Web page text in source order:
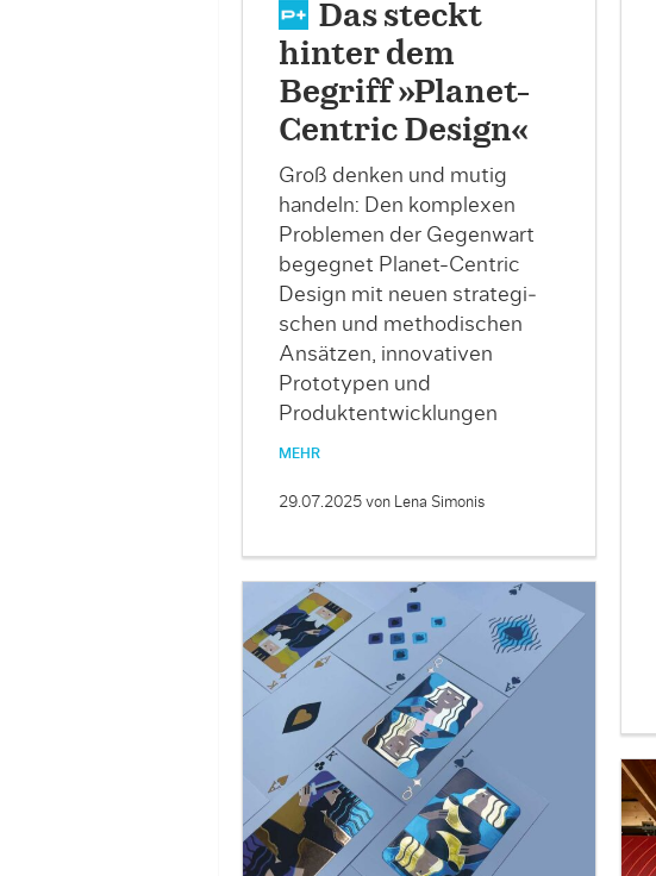
Das steckt
hinter dem
Begriff »Planet-
Centric Design«
Groß denken und mutig
handeln: Den komplexen
Problemen der Gegenwart
begegnet Planet-Centric
Design mit neuen strategi­
schen und methodischen
Ansätzen, innovativen
Prototypen und
Produktentwicklungen
MEHR
29.07.2025 von Lena Simonis